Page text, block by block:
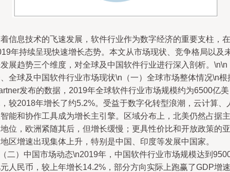
信息技术的飞速发展，软件行业作为数字经济的重要支柱，在
年持续呈现快速增长态势。本文从市场现状、竞争格局以及
展趋势三个维度，对全球及中国软件行业进行深入剖析。\n\n
全球及中国软件行业市场现状\n（一）全球市场整体情况\n根
发布的数据，2019年全球软件行业市场规模约为6500亿美
较2018年增长了约5.2%。受益于数字化转型浪潮，云计算、
能和协作工具成为增长主引擎。区域分布上，北美仍然占据主
位，欧洲紧随其后，但增长缓慢；更具性价比和开放政策的亚
区增速出现集体上升，特别是中国、印度等发展中国家。
二）中国市场动态\n2019年，中国软件行业市场规模达到
人民币，较上年增长14.2%，部分方向实际上跑赢了GDP增速